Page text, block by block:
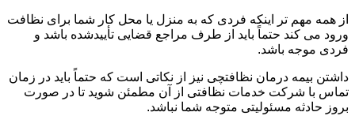
از همه مهم تر اینکه فردی که به منزل یا محل کار شما برای نظافت
ورود می کند حتماً باید از طرف مراجع قضایی تأییدشده باشد و
فردی موجه باشد.
داشتن بیمه درمان نظافتچی نیز از نکاتی است که حتماً باید در زمان
تماس با شرکت خدمات نظافتی از آن مطمئن شوید تا در صورت
بروز حادثه مسئولیتی متوجه شما نباشد.